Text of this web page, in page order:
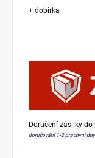
+ dobírka
Doručení zásilky
doručování 1-2 pracovní dny